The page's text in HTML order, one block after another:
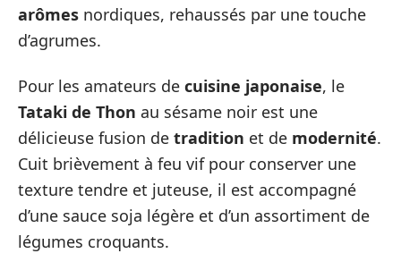
arômes nordiques, rehaussés par une touche
d’agrumes.
Pour les amateurs de cuisine japonaise, le
Tataki de Thon au sésame noir est une
délicieuse fusion de tradition et de modernité.
Cuit brièvement à feu vif pour conserver une
texture tendre et juteuse, il est accompagné
d’une sauce soja légère et d’un assortiment de
légumes croquants.